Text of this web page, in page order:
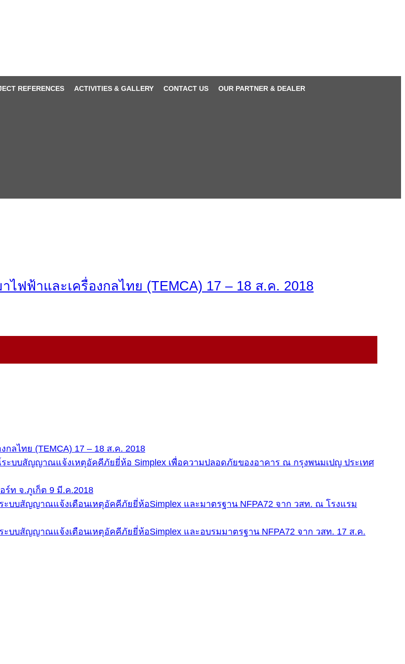
REFERENCES ACTIVITIES & GALLERY CONTACT US OUR PARTNER & DEALER
ฟฟ้าและเครื่องกลไทย (TEMCA) 17 – 18 ส.ค. 2018
ลไทย (TEMCA) 17 – 18 ส.ค. 2018
บบสัญญาณแจ้งเหตุอัคคีภัยยี่ห้อ Simplex เพื่อความปลอดภัยของอาคาร ณ กรุงพนมเปญ ประเทศ
ร์ท จ.ภูเก็ต 9 มี.ค.2018
บบสัญญาณแจ้งเตือนเหตุอัคคีภัยยี่ห้อSimplex และมาตรฐาน NFPA72 จาก วสท. ณ โรงแรม
บสัญญาณแจ้งเตือนเหตุอัคคีภัยยี่ห้อSimplex และอบรมมาตรฐาน NFPA72 จาก วสท. 17 ส.ค.